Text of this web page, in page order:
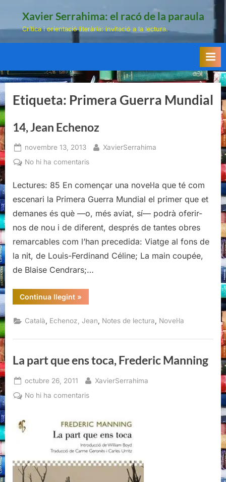
Xavier Serrahima: el racó de la paraula
Crítica i orientació literària: invitació a la lectura.
Etiqueta: Primera Guerra Mundial
14, Jean Echenoz
Posted
on
novembre 13, 2013 By
XavierSerrahima
No hi ha comentarisa
Jean
Echenoz
Lectures: 85 En començar una novel·la que té com
escenari la Primera Guerra Mundial el primer que et
demanes és què —o, més aviat, sí— podrà oferir-
nos de nou i de diferent, després de tantes obres
remarcables com l’han precedida: Viatge al fons de
la nit, de Louis-Ferdinand Céline; La main coupée,
de Blaise Cendrars;…
Continua llegint“14,
Jean
»
Català Echenoz, Jean Notes de lectura Novel·la
La part que ens toca, Frederic Manning
Posted
on
octubre 26, 2011 By
XavierSerrahima
No hi ha comentarisa
que
ens
toca,
Frederic